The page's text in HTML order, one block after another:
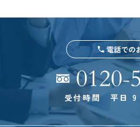
受付時間 平日 9